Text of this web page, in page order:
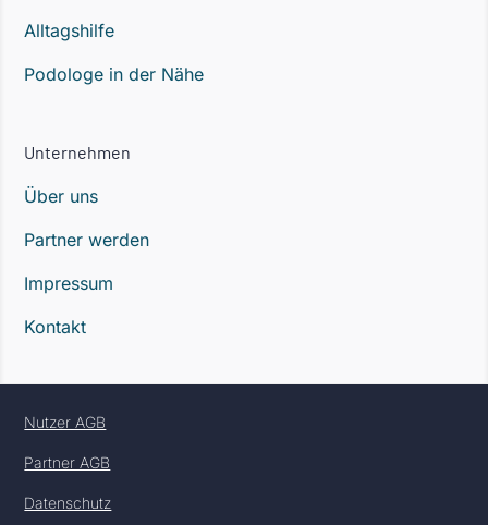
Alltagshilfe
Podologe in der Nähe
Unternehmen
Über uns
Partner werden
Impressum
Kontakt
Nutzer AGB
Partner AGB
Datenschutz